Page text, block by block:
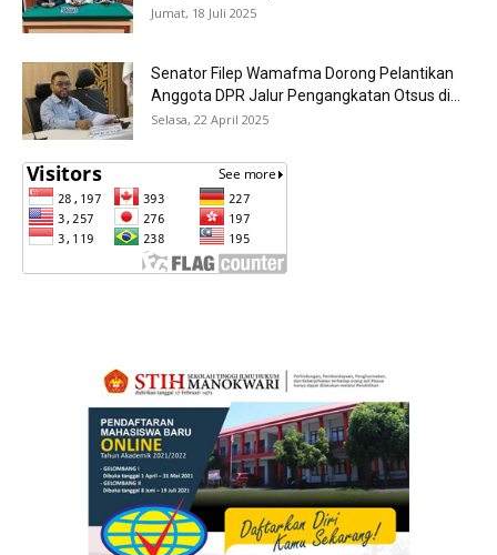
Jumat, 18 Juli 2025
Senator Filep Wamafma Dorong Pelantikan
Anggota DPR Jalur Pengangkatan Otsus di...
Selasa, 22 April 2025